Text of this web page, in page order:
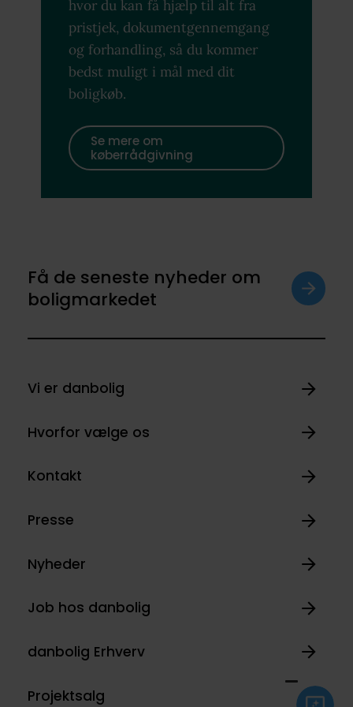
hvor du kan få hjælp til alt fra
pristjek, dokumentgennemgang
og forhandling, så du kommer
bedst muligt i mål med dit
boligkøb.
Se mere om
køberrådgivning
Få de seneste nyheder om
boligmarkedet
Vi er danbolig
Hvorfor vælge os
Kontakt
Presse
Nyheder
Job hos danbolig
danbolig Erhverv
Projektsalg